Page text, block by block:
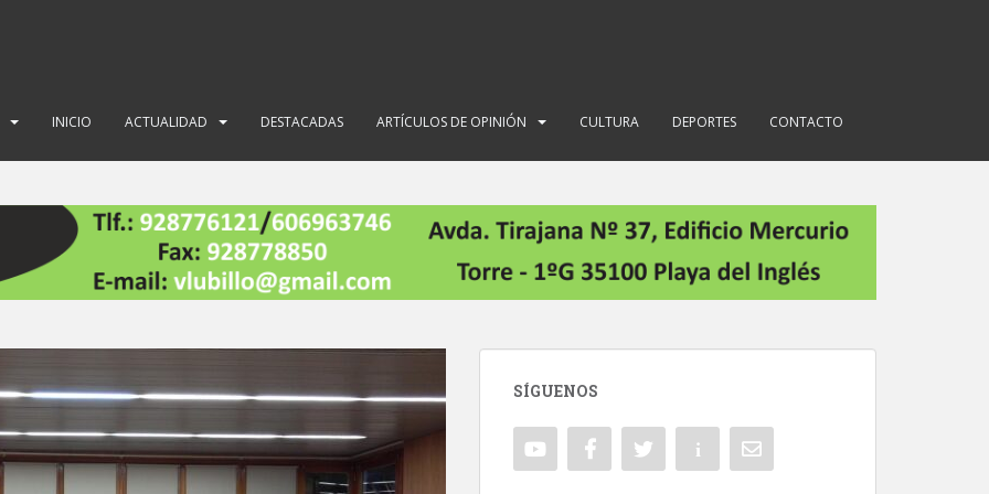
INICIO ACTUALIDAD DESTACADAS ARTÍCULOS DE OPINIÓN CULTURA DEPORTES CONTACTO
SÍGUENOS